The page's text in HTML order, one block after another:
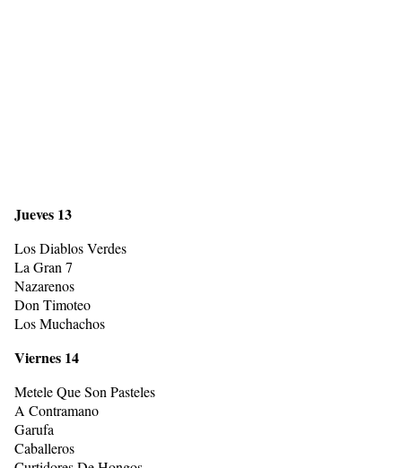
Jueves 13
Los Diablos Verdes
La Gran 7
Nazarenos
Don Timoteo
Los Muchachos
Viernes 14
Metele Que Son Pasteles
A Contramano
Garufa
Caballeros